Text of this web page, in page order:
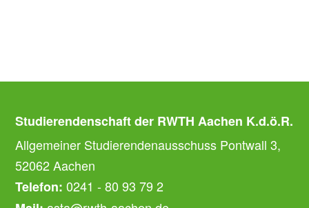
Studierendenschaft der RWTH Aachen K.d.ö.R.
Allgemeiner Studierendenausschuss Pontwall 3,
52062 Aachen
Telefon: 0241 - 80 93 79 2